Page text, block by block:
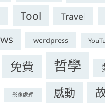
Tool Travel
wordpress
免費 哲學
影像處理 感動